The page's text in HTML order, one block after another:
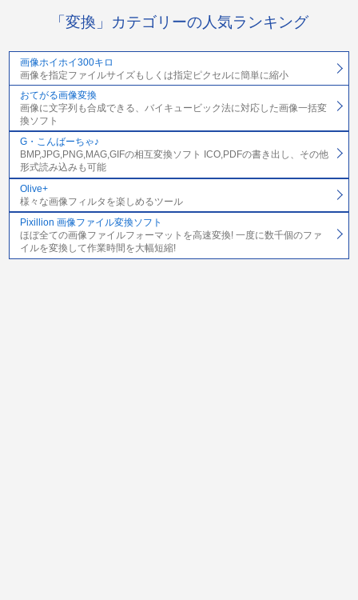
「変換」カテゴリーの人気ランキング
画像ホイホイ300キロ
画像を指定ファイルサイズもしくは指定ピクセルに簡単に縮小
おてがる画像変換
画像に文字列も合成できる、バイキュービック法に対応した画像一括変
換ソフト
G・こんばーちゃ♪
BMP,JPG,PNG,MAG,GIFの相互変換ソフト ICO,PDFの書き出し、その他
形式読み込みも可能
Olive+
様々な画像フィルタを楽しめるツール
Pixillion 画像ファイル変換ソフト
ほぼ全ての画像ファイルフォーマットを高速変換! 一度に数千個のファ
イルを変換して作業時間を大幅短縮!